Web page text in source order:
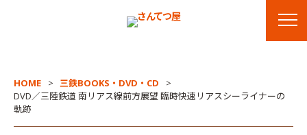
HOME
三鉄BOOKS・DVD・CD
DVD／三陸鉄道 南リアス線前方展望 臨時快速リアスシーライナーの
軌跡